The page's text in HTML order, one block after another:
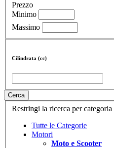
Prezzo
Minimo
Massimo
Cilindrata (cc)
Cerca
Restringi la ricerca per categoria
Tutte le Categorie
Motori
Moto e Scooter